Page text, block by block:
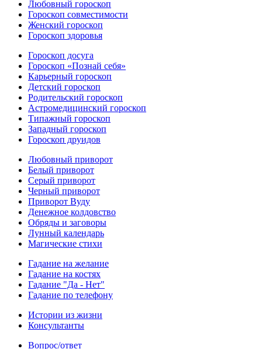
Любовный гороскоп
Гороскоп совместимости
Женский гороскоп
Гороскоп здоровья
Гороскоп досуга
Гороскоп «Познай себя»
Карьерный гороскоп
Детский гороскоп
Родительский гороскоп
Астромедицинский гороскоп
Типажный гороскоп
Западный гороскоп
Гороскоп друидов
Любовный приворот
Белый приворот
Серый приворот
Черный приворот
Приворот Вуду
Денежное колдовство
Обряды и заговоры
Лунный календарь
Магические стихи
Гадание на желание
Гадание на костях
Гадание "Да - Нет"
Гадание по телефону
Истории из жизни
Консультанты
Вопрос/ответ